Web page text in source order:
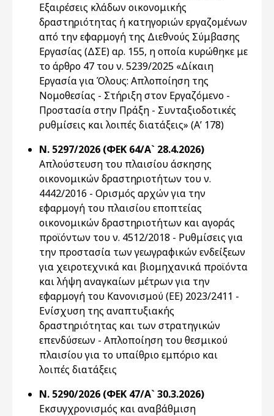
Εξαιρέσεις κλάδων οικονομικής
δραστηριότητας ή κατηγοριών εργαζομένων
από την εφαρμογή της Διεθνούς Σύμβασης
Εργασίας (ΔΣΕ) αρ. 155, η οποία κυρώθηκε με
το άρθρο 47 του ν. 5239/2025 «Δίκαιη
Εργασία για Όλους: Απλοποίηση της
Νομοθεσίας - Στήριξη στον Εργαζόμενο -
Προστασία στην Πράξη - Συνταξιοδοτικές
ρυθμίσεις και λοιπές διατάξεις» (Α’ 178)
Ν. 5297/2026 (ΦΕΚ 64/Α` 28.4.2026)
Απλούστευση του πλαισίου άσκησης
οικονομικών δραστηριοτήτων του ν.
4442/2016 - Ορισμός αρχών για την
εφαρμογή του πλαισίου εποπτείας
οικονομικών δραστηριοτήτων και αγοράς
προϊόντων του ν. 4512/2018 - Ρυθμίσεις για
την προστασία των γεωγραφικών ενδείξεων
για χειροτεχνικά και βιομηχανικά προϊόντα
και λήψη αναγκαίων μέτρων για την
εφαρμογή του Κανονισμού (ΕΕ) 2023/2411 -
Ενίσχυση της αναπτυξιακής
δραστηριότητας και των στρατηγικών
επενδύσεων - Απλοποίηση του θεσμικού
πλαισίου για το υπαίθριο εμπόριο και
λοιπές διατάξεις
Ν. 5290/2026 (ΦΕΚ 47/Α` 30.3.2026)
Εκσυγχρονισμός και αναβάθμιση